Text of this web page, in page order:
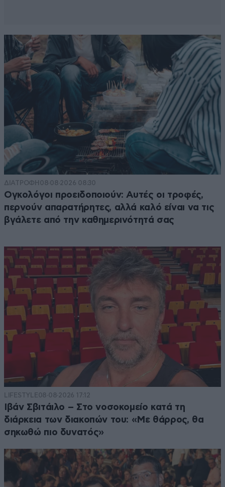
ΔΙΑΤΡΟΦΗ 08·08·2026 08:30
Ογκολόγοι προειδοποιούν: Αυτές οι τροφές,
περνούν απαρατήρητες, αλλά καλό είναι να τις
βγάλετε από την καθημερινότητά σας
LIFESTYLE08·08·2026 17:12
Ιβάν Σβιτάιλο – Στο νοσοκομείο κατά τη
διάρκεια των διακοπών του: «Με θάρρος, θα
σηκωθώ πιο δυνατός»